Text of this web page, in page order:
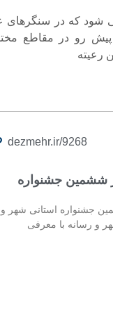
شود که در سنگرهای
پیش رو در مقاطع
رعیته
dezmehr.ir/9268
ششمین جشنواره‌
جشنواره‌ استانی شهر و
و رسانه با معرفی